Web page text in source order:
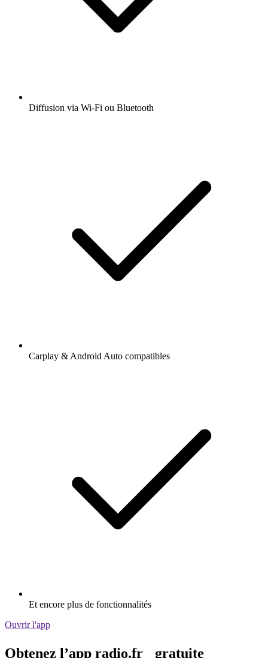
Diffusion via Wi-Fi ou Bluetooth
Carplay & Android Auto compatibles
Et encore plus de fonctionnalités
Ouvrir l'app
Obtenez l’app radio.fr gratuite